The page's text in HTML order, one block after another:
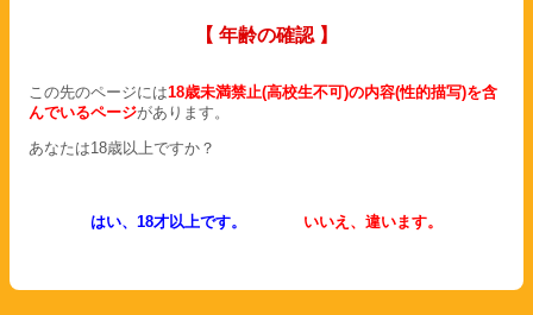
【 年齢の確認 】
この先のページには18歳未満禁止(高校生不可)の内容(性的描写)を含
んでいるページがあります。
あなたは18歳以上ですか？
はい、18才以上です。 いいえ、違います。